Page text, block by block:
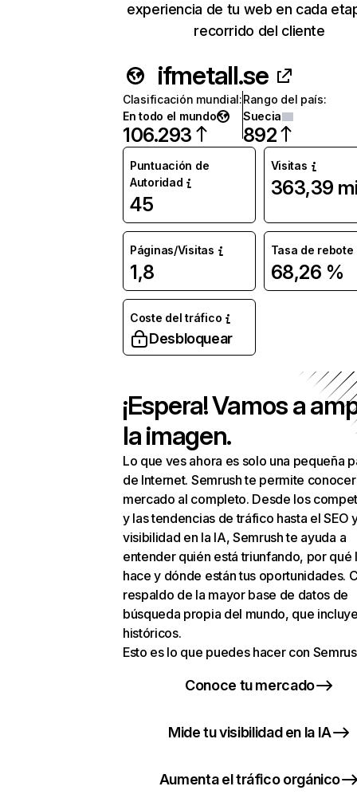
experiencia de tu web en cada
recorrido del cliente
ifmetall.se
Clasificación mundial:
En todo el mundo
106.293
Rango del país:
Suecia
892
Puntuación de
Autoridad
45
Visitas
363,39
Páginas/Visitas
1,8
Tasa de rebote
68,26 %
Coste del tráfico
Desbloquear
¡Espera! Vamos a
la imagen.
Lo que ves ahora es solo una pequeña
de Internet. Semrush te permite
mercado al completo. Desde los
y las tendencias de tráfico hasta el SEO
visibilidad en la IA, Semrush te ayuda a
entender quién está triunfando, por qué
hace y dónde están tus oportunidades.
respaldo de la mayor base de datos de
búsqueda propia del mundo, que
históricos.
Esto es lo que puedes hacer con
Conoce tu mercado
Mide tu visibilidad en la IA
Aumenta el tráfico orgánico